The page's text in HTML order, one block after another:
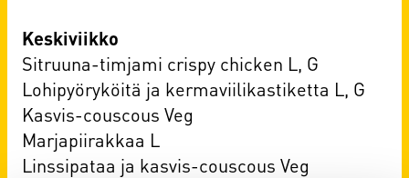
Keskiviikko
Sitruuna-timjami crispy chicken L, G
Lohipyöryköitä ja kermaviilikastiketta L, G
Kasvis-couscous Veg
Marjapiirakkaa L
Linssipataa ja kasvis-couscous Veg